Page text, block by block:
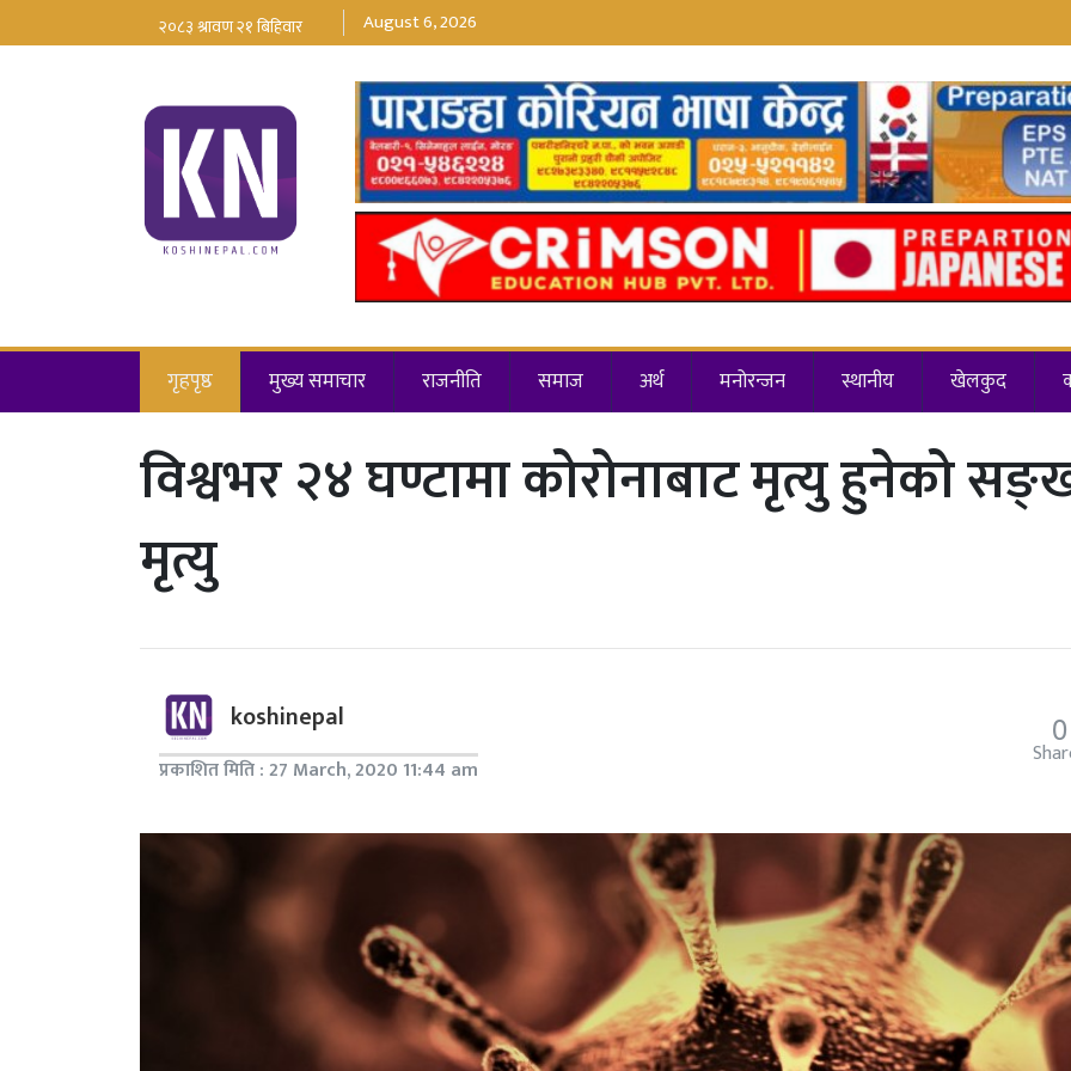
August 6, 2026
गृहपृष्ठ मुख्य समाचार राजनीति समाज अर्थ मनोरन्जन स्थानीय खेलकुद
विश्वभर २४ घण्टामा कोरोनाबाट मृत्यु हुनेको
मृत्यु
koshinepal
प्रकाशित मिति : 27 March, 2020 11:44 am
0